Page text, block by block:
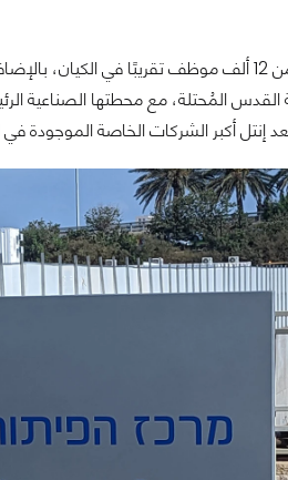
والآن؛ تضم أعمال شركة إنتل أكثر من 12 ألف موظف
القدس المُحتلة، مع محطتها الصناعية
أكبر الشركات الخاصة الموجودة في